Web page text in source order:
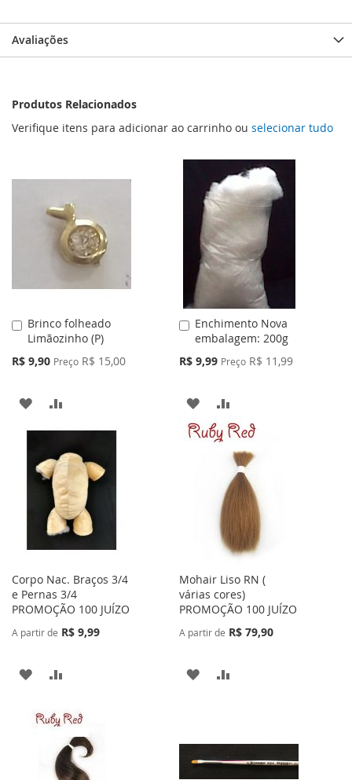
Avaliações
Produtos Relacionados
Verifique itens para adicionar ao carrinho ou selecionar tudo
Brinco folheado
Limãozinho (P)
Preço
R$ 9,90 Preço R$ 15,00
Adicionar
ao
Carrinho
ADICIONAR
À
LISTA
DE
DESEJOS
PARA
COMPARAR
Enchimento Nova
embalagem: 200g
Preço
R$ 9,99 Preço R$ 11,99
Adicionar
ao
Carrinho
ADICIONAR
À
DESEJOS
PARA
COMPARAR
Corpo Nac. Braços 3/4
e Pernas 3/4
PROMOÇÃO 100 JUÍZO
A partir de R$ 9,99
ADICIONAR
LISTACOMPARAR
Mohair Liso RN (
várias cores)
PROMOÇÃO 100 JUÍZO
A partir de R$ 79,90
ADICIONAR